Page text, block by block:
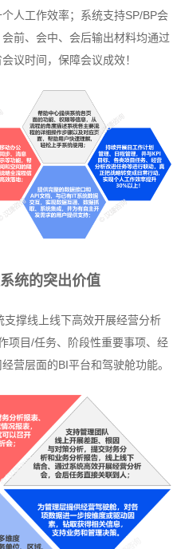
人工作效率；系统支持SP/BP会
前、会中、会后输出材料均通过
议时间，保障会议成效！
统的突出价值
撑线上线下高效开展经营分析
项目/任务、阶段性重要事项、经
营层面的BI平台和驾驶舱功能。